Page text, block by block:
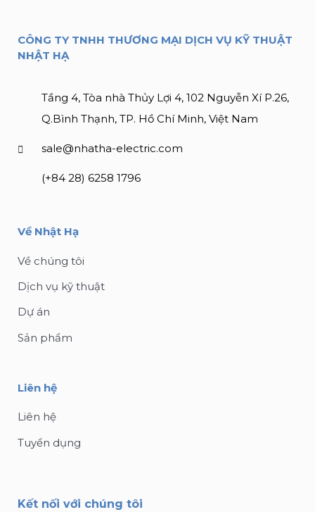
CÔNG TY TNHH THƯƠNG MẠI DỊCH VỤ KỸ THUẬT
NHẬT HẠ
Tầng 4, Tòa nhà Thủy Lợi 4, 102 Nguyễn Xí P.26,
Q.Bình Thạnh, TP. Hồ Chí Minh, Việt Nam
sale@nhatha-electric.com
(+84 28) 6258 1796
Về Nhật Hạ
Về chúng tôi
Dịch vụ kỹ thuật
Dự án
Sản phẩm
Liên hệ
Liên hệ
Tuyển dụng
Kết nối với chúng tôi